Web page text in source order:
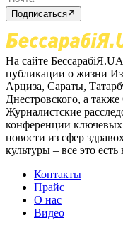
Подписаться
На сайте
публикации о жизни
Арциза, Сараты,
Днестровского, а
Журналистские
конференции
новости из сфер
культуры – все это
Контакты
Прайс
О нас
Видео